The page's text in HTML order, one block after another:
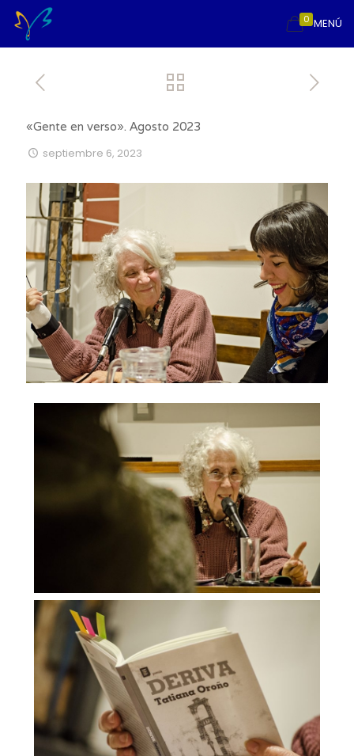
MENÚ
0
«Gente en verso». Agosto 2023
septiembre 6, 2023